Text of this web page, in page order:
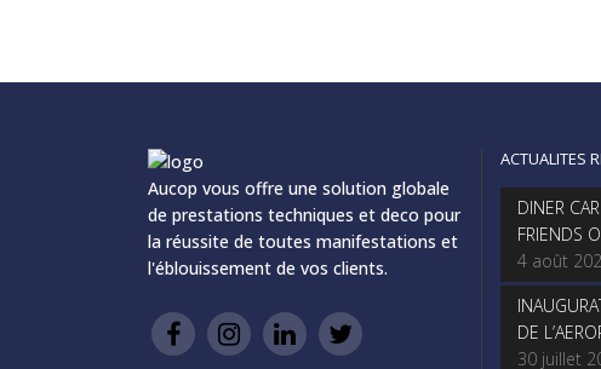
Aucop vous offre une solution globale
de prestations techniques et deco pour
la réussite de toutes manifestations et
l'éblouissement de vos clients.
ACTUALITES
DINER
FRIENDS
4 août
DE
30 juillet